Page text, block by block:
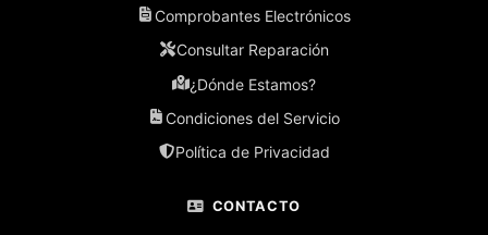
Comprobantes Electrónicos
Consultar Reparación
¿Dónde Estamos?
Condiciones del Servicio
Política de Privacidad
CONTACTO